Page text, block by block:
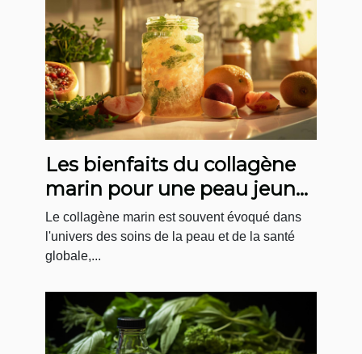
Les bienfaits du collagène
marin pour une peau jeune
et une santé optimale
Le collagène marin est souvent évoqué dans
l'univers des soins de la peau et de la santé
globale,...